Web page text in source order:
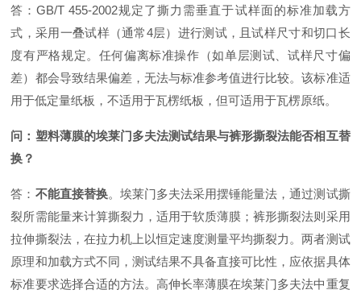
答：GB/T 455-2002规定了撕力需垂直于试样面的标准加载方
式，采用一叠试样（通常4层）进行测试，且试样尺寸和切口长
度有严格规定。任何偏离标准操作（如单层测试、试样尺寸偏
差）都会导致结果偏差，无法与标准参考值进行比较。该标准适
用于低定量纸板，不适用于瓦楞纸板，但可适用于瓦楞原纸。
问：塑料薄膜的埃莱门多夫法测试结果与裤形撕裂法能否相互替
换？
答： 不能直接替换。埃莱门多夫法采用摆锤能量法，通过测试撕
裂所需能量来计算撕裂力，适用于软质薄膜 ；裤形撕裂法则采用
拉伸撕裂法，在拉力机上以恒定速度测量平均撕裂力 。两者测试
原理和加载方式不同，测试结果不具备直接可比性，应依据具体
标准要求选择合适的方法。高伸长率薄膜在埃莱门多夫法中重复